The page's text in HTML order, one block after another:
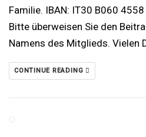
Familie. IBAN: IT30 B060
Bitte überweisen Sie den
Namens des Mitglieds. Vielen
CONTINUE READING